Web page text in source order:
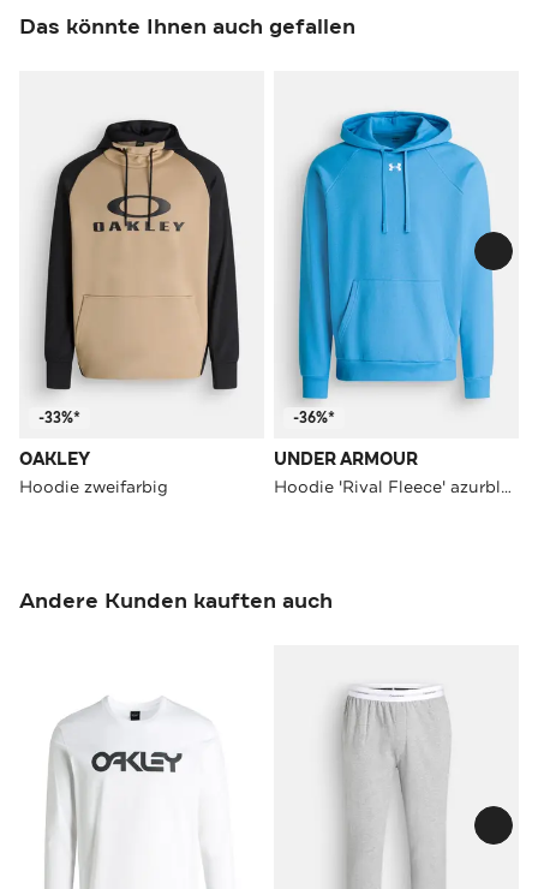
Das könnte Ihnen auch gefallen
-33%*
OAKLEY
Hoodie zweifarbig
-36%*
UNDER ARMOUR
Hoodie 'Rival Fleece' azurblau
Andere Kunden kauften auch